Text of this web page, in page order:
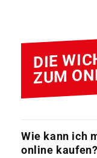
DIE
ZUM
Wie kann ich
online kaufen?